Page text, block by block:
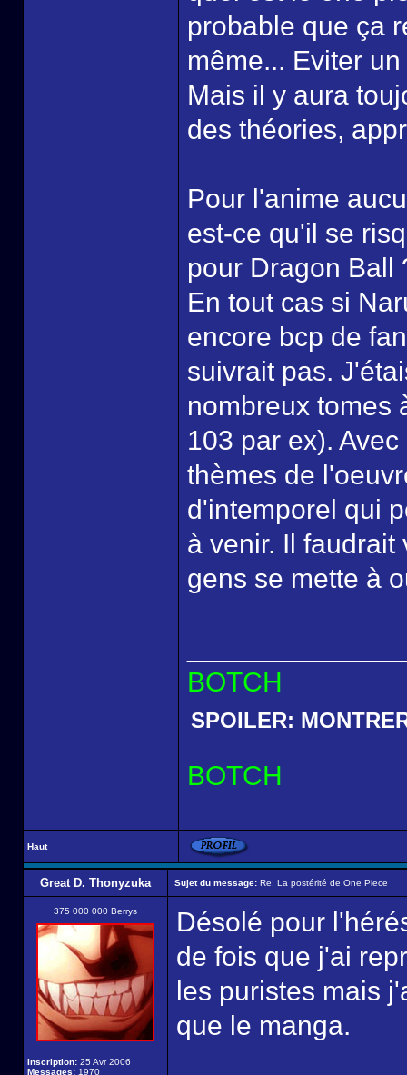
probable que ça
même... Eviter
Mais il y aura
des théories,
Pour l'anime
est-ce qu'il se
pour Dragon Ball
En tout cas si
encore bcp de
suivrait pas.
nombreux tomes
103 par ex).
thèmes de
d'intemporel qui
à venir. Il
gens se mette à
BOTCH
SPOILER:
BOTCH
Haut
Great D. Thonyzuka Sujet du message: Re: La postérité de One Piece
375 000 000 Berrys
Inscription: 25 Avr 2006
Messages: 1970
Désolé pour
de fois que j'ai
les puristes mais
que le manga.